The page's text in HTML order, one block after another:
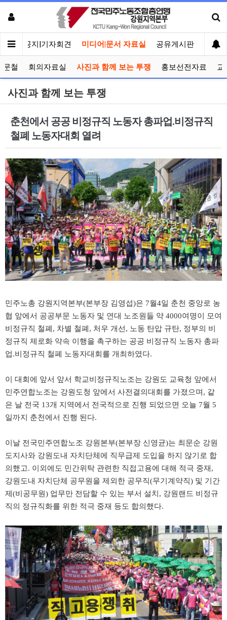
인 공지|기자회견 미디어|문서 자료실 공유게시판 선거
문철 회의자료실 사진과 함께 보는 투쟁 홍보선전자료 교
사진과 함께 보는 투쟁
춘천에서 공공 비정규직 노동자 총파업.비정규직
철폐 노동자대회 열려
민주노총 강원지역본부(본부장 김영섭)은 7월4일 춘천 중앙로 농
협 앞에서 공공부문 노동자 및 연대 노조원들 약 4000여명이 모여
비정규직 철폐, 차별 철폐, 처우 개선, 노동 탄압 규탄, 정부의 비
정규직 제로화 약속 이행을 촉구하는 공공 비정규직 노동자 총파
업.비정규직 철폐 노동자대회를 개최하였다.
이 대회에 앞서 앞서 학교비정규직노조는 강원도 교육청 앞에서
민주연합노조는 강원도청 앞에서 사전결의대회를 가졌으며, 같
은 날 전국 13개 지역에서 전국적으로 진행 되었으면 오늘 7월 5
일까지 춘천에서 진행 된다.
이날 전국민주연합노조 강원본부(본부장 신영균)는 최문순 강원
도지사와 강원도내 자치단체에 직무급제 도입을 하지 않기로 합
의했고. 이외에도 민간위탁 관련한 직접고용에 대해 적극 중재,
강원도내 자치단체 공무원을 제외한 공무직(무기계약직) 및 기간
제(비공무원) 업무만 전담할 수 있는 부서 설치, 강원랜드 비정규
직의 정규직화를 위한 적극 중재 등도 합의했다.